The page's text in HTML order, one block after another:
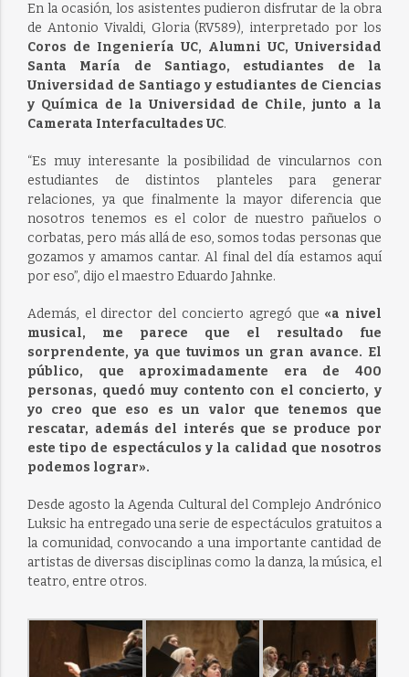
En la ocasión, los asistentes pudieron disfrutar de la obra
de Antonio Vivaldi, Gloria (RV589), interpretado por los
Coros de Ingeniería UC, Alumni UC, Universidad
Santa María de Santiago, estudiantes de la
Universidad de Santiago y estudiantes de Ciencias
y Química de la Universidad de Chile, junto a la
Camerata Interfacultades UC.
“Es muy interesante la posibilidad de vincularnos con
estudiantes de distintos planteles para generar
relaciones, ya que finalmente la mayor diferencia que
nosotros tenemos es el color de nuestro pañuelos o
corbatas, pero más allá de eso, somos todas personas que
gozamos y amamos cantar. Al final del día estamos aquí
por eso”, dijo el maestro Eduardo Jahnke.
Además, el director del concierto agregó que «a nivel
musical, me parece que el resultado fue
sorprendente, ya que tuvimos un gran avance. El
público, que aproximadamente era de 400
personas, quedó muy contento con el concierto, y
yo creo que eso es un valor que tenemos que
rescatar, además del interés que se produce por
este tipo de espectáculos y la calidad que nosotros
podemos lograr».
Desde agosto la Agenda Cultural del Complejo Andrónico
Luksic ha entregado una serie de espectáculos gratuitos a
la comunidad, convocando a una importante cantidad de
artistas de diversas disciplinas como la danza, la música, el
teatro, entre otros.